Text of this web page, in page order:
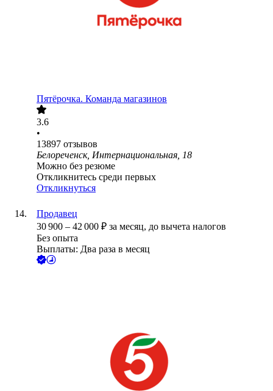
Пятёрочка. Команда магазинов
3.6
•
13897 отзывов
Белореченск, Интернациональная, 18
Можно без резюме
Откликнитесь среди первых
Откликнуться
Продавец
30 900 – 42 000 ₽ за месяц, до вычета налогов
Без опыта
Выплаты: Два раза в месяц